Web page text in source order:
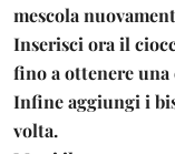
mescola
Inserisci ora il
fino a ottenere una
Infine aggiungi i
volta.